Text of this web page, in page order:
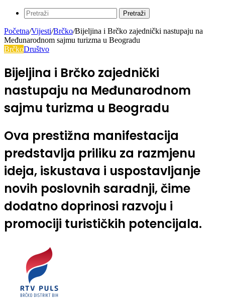
Pretraži
Početna/Vijesti/Brčko/Bijeljina i Brčko zajednički nastupaju na
Međunarodnom sajmu turizma u Beogradu
BrčkoDruštvo
Bijeljina i Brčko zajednički
nastupaju na Međunarodnom
sajmu turizma u Beogradu
Ova prestižna manifestacija
predstavlja priliku za razmjenu
ideja, iskustava i uspostavljanje
novih poslovnih saradnji, čime
dodatno doprinosi razvoju i
promociji turističkih potencijala.